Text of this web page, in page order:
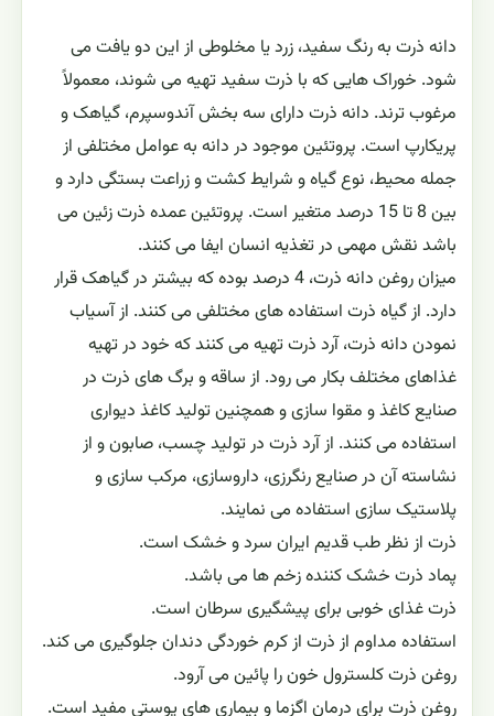
دانه ذرت به رنگ سفید، زرد یا مخلوطی از این دو یافت می
شود. خوراک هایی که با ذرت سفید تهیه می شوند، معمولاً
مرغوب ترند. دانه ذرت دارای سه بخش آندوسپرم، گیاهک و
پریکارپ است. پروتئین موجود در دانه به عوامل مختلفی از
جمله محیط، نوع گیاه و شرایط کشت و زراعت بستگی دارد و
بین 8 تا 15 درصد متغیر است. پروتئین عمده ذرت زئین می
باشد نقش مهمی در تغذیه انسان ایفا می کنند.
میزان روغن دانه ذرت، 4 درصد بوده که بیشتر در گیاهک قرار
دارد. از گیاه ذرت استفاده های مختلفی می کنند. از آسیاب
نمودن دانه ذرت، آرد ذرت تهیه می کنند که خود در تهیه
غذاهای مختلف بکار می رود. از ساقه و برگ های ذرت در
صنایع کاغذ و مقوا سازی و همچنین تولید کاغذ دیواری
استفاده می کنند. از آرد ذرت در تولید چسب، صابون و از
نشاسته آن در صنایع رنگرزی، داروسازی، مرکب سازی و
پلاستیک سازی استفاده می نمایند.
ذرت از نظر طب قدیم ایران سرد و خشک است.
پماد ذرت خشک کننده زخم ها می باشد.
ذرت غذای خوبی برای پیشگیری سرطان است.
استفاده مداوم از ذرت از کرم خوردگی دندان جلوگیری می کند.
روغن ذرت کلسترول خون را پائین می آرود.
روغن ذرت برای درمان اگزما و بیماری های پوستی مفید است.